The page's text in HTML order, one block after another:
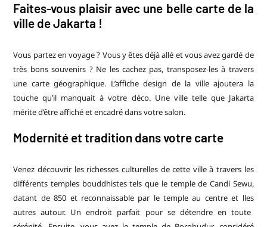
Faites-vous plaisir avec une belle carte de la
ville deJakarta !
Vous partez en voyage ? Vous y êtes déjà allé et vous avez gardé de
très bons souvenirs ? Ne les cachez pas, transposez-les à travers
une carte géographique. L’affiche design de la ville ajoutera la
touche qu’il manquait à votre déco. Une ville telle que Jakarta
mérite d’être affiché et encadré dans votre salon.
Modernité et tradition dans votre carte
Venez découvrir les richesses culturelles de cette ville à travers les
différents temples bouddhistes tels que le temple de Candi Sewu,
datant de 850 et reconnaissable par le temple au centre et lles
autres autour. Un endroit parfait pour se détendre en toute